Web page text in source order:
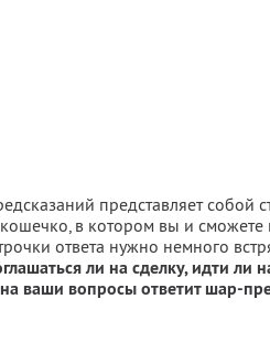
представляет собой
в котором вы и сможете
ответа нужно немного
ли на сделку, идти ли
ваши вопросы ответит шар-